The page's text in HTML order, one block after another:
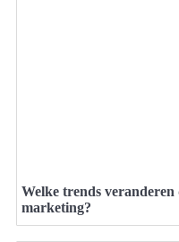
Welke trends
marketing?